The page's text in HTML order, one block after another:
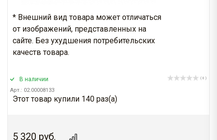
* Внешний вид товара может отличаться
от изображений, представленных на
сайте. Без ухудшения потребительских
качеств товара.
В наличии
Арт.: 02.00008133
( 0 )
Этот товар купили 140 раз(a)
5 320 руб.